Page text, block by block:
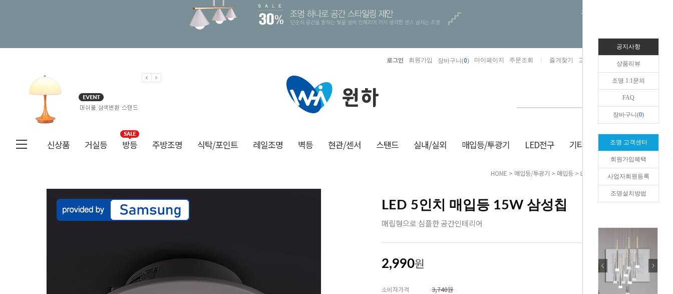
오늘하루 열지않음
로그인 회원가입 장바구니(0) 마이페이지 주문조회 즐겨찾기 고객센터 카카오톡채널/상담
신상품 거실등 방등 주방조명 식탁/포인트 레일조명 벽등 현관/센서 스탠드 실내/실외 매입등/투광기 LED전구 기타/잡화 생활/건강
HOME > 매입등/투광기 > 매입등 > LED 5인치 매입등 15W 삼성칩
LED 5인치 매입등 15W 삼성칩
매립형으로 심플한 공간인테리어
2,990원
소비자가격
3,740원
공지사항
상품리뷰
조명 1:1문의
FAQ
장바구니(0)
조명 고객센터
회원가입혜택
사업자회원등록
조명설치방법